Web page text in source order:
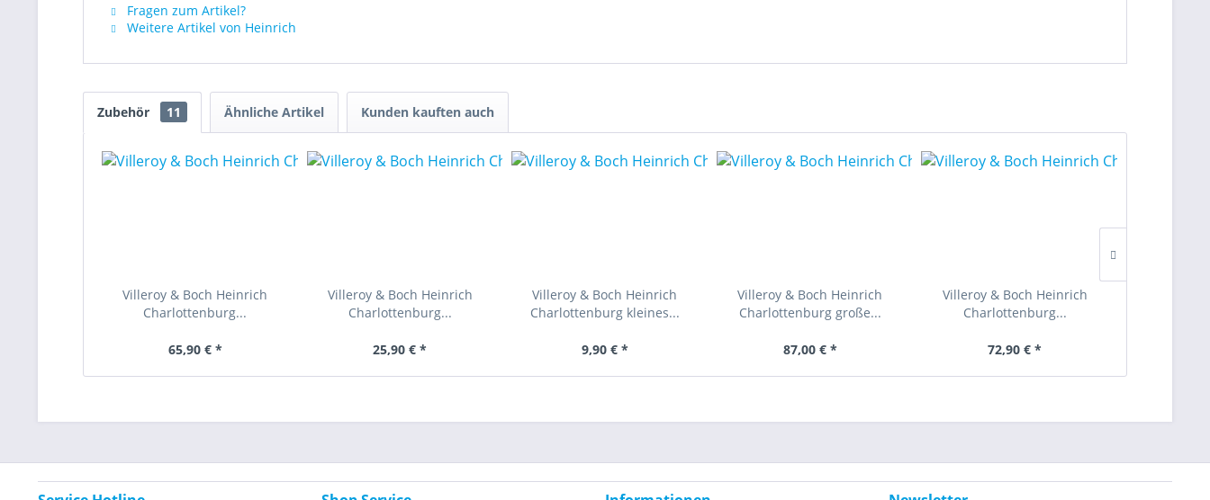
Fragen zum Artikel?
Weitere Artikel von Heinrich
Zubehör 11 Ähnliche Artikel Kunden kauften auch
Villeroy & Boch Heinrich
Charlottenburg...
65,90 € *
Villeroy & Boch Heinrich
Charlottenburg...
25,90 € *
Villeroy & Boch Heinrich
Charlottenburg kleines...
9,90 € *
Villeroy & Boch Heinrich
Charlottenburg große...
87,00 € *
Villeroy & Boch Heinrich
Charlottenburg...
72,90 € *